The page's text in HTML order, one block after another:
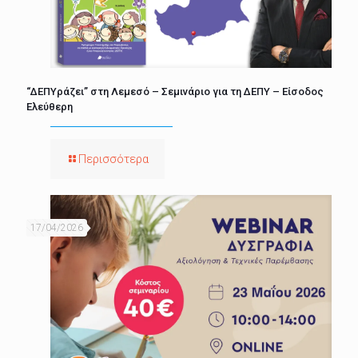
“ΔΕΠΥράζει” στη Λεμεσό – Σεμινάριο για τη ΔΕΠΥ – Είσοδος
Ελεύθερη
Περισσότερα
17/04/2026